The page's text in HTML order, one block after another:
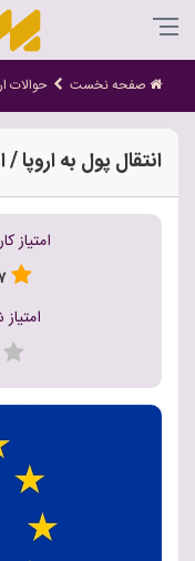
صفحه نخست حوالات
انتقال پول به اروپا
امتیاز